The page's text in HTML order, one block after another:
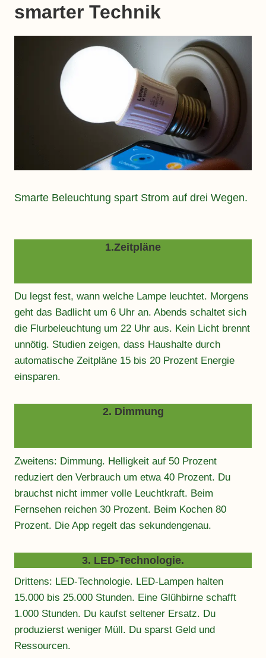
smarter Technik
Smarte Beleuchtung spart Strom auf drei Wegen.
1.Zeitpläne
Du legst fest, wann welche Lampe leuchtet. Morgens
geht das Badlicht um 6 Uhr an. Abends schaltet sich
die Flurbeleuchtung um 22 Uhr aus. Kein Licht brennt
unnötig. Studien zeigen, dass Haushalte durch
automatische Zeitpläne 15 bis 20 Prozent Energie
einsparen.
2. Dimmung
Zweitens: Dimmung. Helligkeit auf 50 Prozent
reduziert den Verbrauch um etwa 40 Prozent. Du
brauchst nicht immer volle Leuchtkraft. Beim
Fernsehen reichen 30 Prozent. Beim Kochen 80
Prozent. Die App regelt das sekundengenau.
3. LED-Technologie.
Drittens: LED-Technologie. LED-Lampen halten
15.000 bis 25.000 Stunden. Eine Glühbirne schafft
1.000 Stunden. Du kaufst seltener Ersatz. Du
produzierst weniger Müll. Du sparst Geld und
Ressourcen.